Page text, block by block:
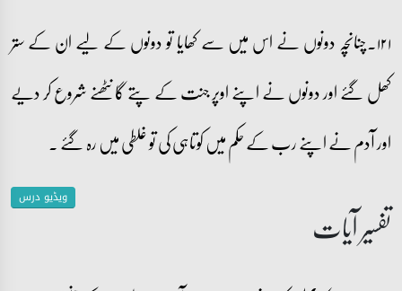
۱۲۱۔چنانچہ دونوں نے اس میں سے کھایا تو دونوں کے لیے ان کے ستر
کھل گئے اور دونوں نے اپنے اوپر جنت کے پتے گانٹھنے شروع کر دیے
اور آدم نے اپنے رب کے حکم میں کوتاہی کی تو غلطی میں رہ گئے ۔
ویڈیو درس تفسیر آیات